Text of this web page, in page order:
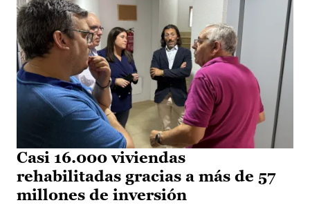
Casi 16.000 viviendas
rehabilitadas gracias a más de 57
millones de inversión